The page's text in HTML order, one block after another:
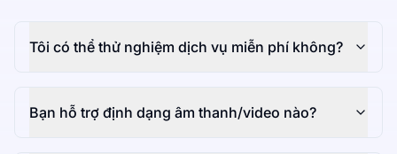
Tôi có thể thử nghiệm dịch vụ miễn phí không?
Bạn hỗ trợ định dạng âm thanh/video nào?